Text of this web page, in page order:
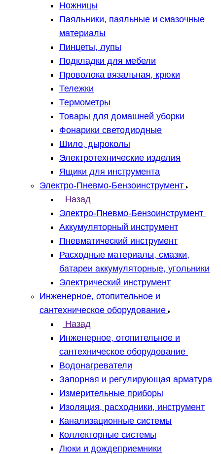
Ножницы
Паяльники, паяльные и смазочные
материалы
Пинцеты, лупы
Подкладки для мебели
Проволока вязальная, крюки
Тележки
Термометры
Товары для домашней уборки
Фонарики светодиодные
Шило, дыроколы
Электротехнические изделия
Ящики для инструмента
Электро-Пневмо-Бензоинструмент
Назад
Электро-Пневмо-Бензоинструмент
Аккумуляторный инструмент
Пневматический инструмент
Расходные материалы, смазки,
батареи аккумуляторные, угольники
Электрический инструмент
Инженерное, отопительное и
сантехническое оборудование
Назад
Инженерное, отопительное и
сантехническое оборудование
Водонагреватели
Запорная и регулирующая арматура
Измерительные приборы
Изоляция, расходники, инструмент
Канализационные системы
Коллекторные системы
Люки и дождеприемники